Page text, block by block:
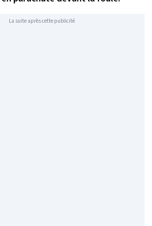
La suite après cette publicité